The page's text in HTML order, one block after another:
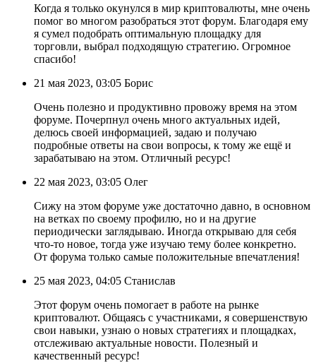
Когда я только окунулся в мир криптовалюты, мне очень
помог во многом разобраться этот форум. Благодаря ему
я сумел подобрать оптимальную площадку для
торговли, выбрал подходящую стратегию. Огромное
спасибо!
21 мая 2023, 03:05 Борис
Очень полезно и продуктивно провожу время на этом
форуме. Почерпнул очень много актуальных идей,
делюсь своей информацией, задаю и получаю
подробные ответы на свои вопросы, к тому же ещё и
зарабатываю на этом. Отличный ресурс!
22 мая 2023, 03:05 Олег
Сижу на этом форуме уже достаточно давно, в основном
на ветках по своему профилю, но и на другие
периодически заглядываю. Иногда открываю для себя
что-то новое, тогда уже изучаю тему более конкретно.
От форума только самые положительные впечатления!
25 мая 2023, 04:05 Станислав
Этот форум очень помогает в работе на рынке
криптовалют. Общаясь с участниками, я совершенствую
свои навыки, узнаю о новых стратегиях и площадках,
отслеживаю актуальные новости. Полезный и
качественный ресурс!